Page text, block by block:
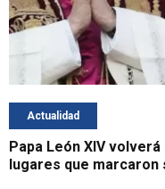
Actualidad
Papa León XIV
lugares que